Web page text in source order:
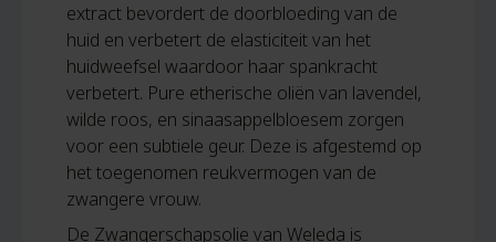
extract bevordert de doorbloeding van de
huid en verbetert de elasticiteit van het
huidweefsel waardoor haar spankracht
verbetert. Pure etherische oliën van lavendel,
wilde roos, en sinaasappelbloesem zorgen
voor een subtiele geur. Deze is afgestemd op
het toegenomen reukvermogen van de
zwangere vrouw.
De Zwangerschapsolie van Weleda is